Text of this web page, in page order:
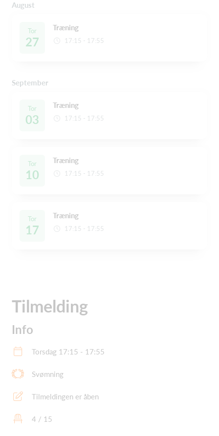
August
Tor
27
Træning
17:15 - 17:55
September
Tor
03
Træning
17:15 - 17:55
Tor
10
Træning
17:15 - 17:55
Tor
17
Træning
17:15 - 17:55
Tilmelding
Info
Torsdag 17:15 - 17:55
Svømning
Tilmeldingen er åben
4 / 15